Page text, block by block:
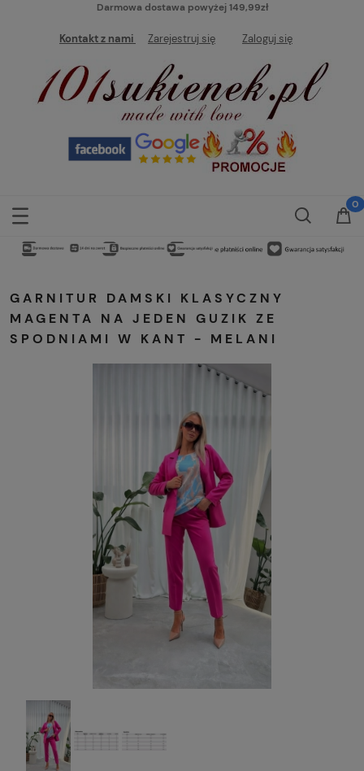
Darmowa dostawa powyżej 149,99zł
Kontakt z nami Zarejestruj się Zaloguj się
GARNITUR DAMSKI KLASYCZNY
MAGENTA NA JEDEN GUZIK ZE
SPODNIAMI W KANT - MELANI